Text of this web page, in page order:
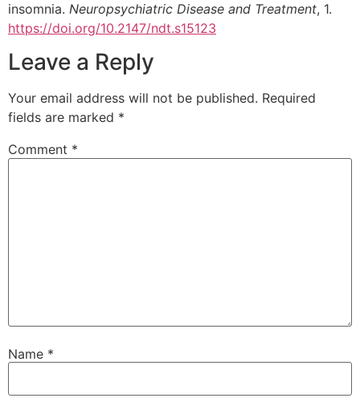
insomnia. Neuropsychiatric Disease and Treatment, 1.
https://doi.org/10.2147/ndt.s15123
Leave a Reply
Your email address will not be published. Required
fields are marked *
Comment *
Name *